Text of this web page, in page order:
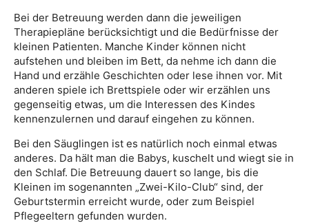
Bei der Betreuung werden dann die jeweiligen
Therapiepläne berücksichtigt und die Bedürfnisse der
kleinen Patienten. Manche Kinder können nicht
aufstehen und bleiben im Bett, da nehme ich dann die
Hand und erzähle Geschichten oder lese ihnen vor. Mit
anderen spiele ich Brettspiele oder wir erzählen uns
gegenseitig etwas, um die Interessen des Kindes
kennenzulernen und darauf eingehen zu können.
Bei den Säuglingen ist es natürlich noch einmal etwas
anderes. Da hält man die Babys, kuschelt und wiegt sie in
den Schlaf. Die Betreuung dauert so lange, bis die
Kleinen im sogenannten „Zwei-Kilo-Club“ sind, der
Geburtstermin erreicht wurde, oder zum Beispiel
Pflegeeltern gefunden wurden.